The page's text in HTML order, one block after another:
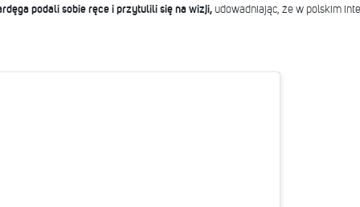
podali sobie ręce i przytulili się na wizji,udowadniając, że w polskim